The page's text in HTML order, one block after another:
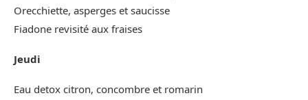
Orecchiette, asperges et saucisse
Fiadone revisité aux fraises
Jeudi
Eau detox citron, concombre et romarin